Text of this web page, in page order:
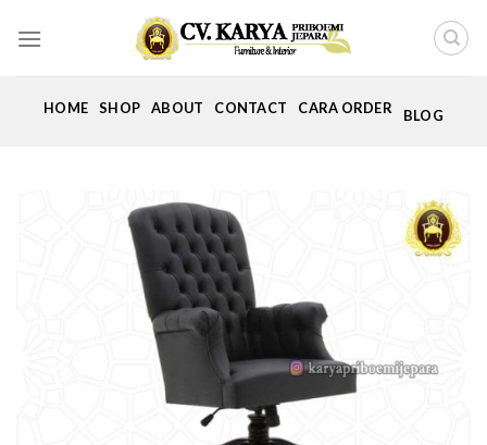
HOME SHOP ABOUT CONTACT CARA ORDER BLOG